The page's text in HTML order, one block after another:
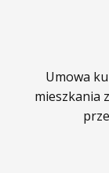
Umowa
mieszkania